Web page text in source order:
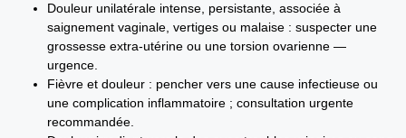
Douleur unilatérale intense, persistante, associée à
saignement vaginale, vertiges ou malaise : suspecter une
grossesse extra‑utérine ou une torsion ovarienne —
urgence.
Fièvre et douleur : pencher vers une cause infectieuse ou
une complication inflammatoire ; consultation urgente
recommandée.